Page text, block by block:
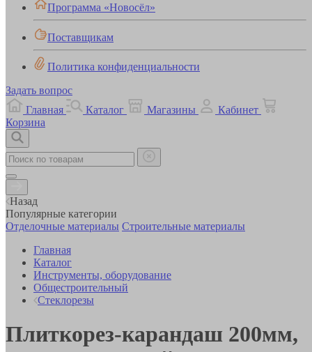
Программа «Новосёл»
Поставщикам
Политика конфиденциальности
Задать вопрос
Главная
Каталог Магазины
Кабинет
Корзина
Назад
Популярные категории
Отделочные материалы Строительные материалы
Главная
Каталог
Инструменты, оборудование
Общестроительный
Стеклорезы
Плиткорез-карандаш 200мм,